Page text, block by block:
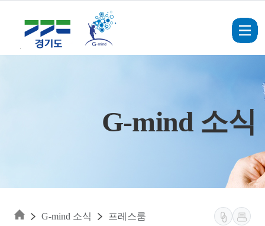
G-mind 소식
G-mind 소식 프레스룸